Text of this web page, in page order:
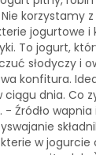
korzystamy
jogurtowe
To jogurt,
słodyczy i
konfitura.
ciągu dnia. Co
wapnia
w jogurcie